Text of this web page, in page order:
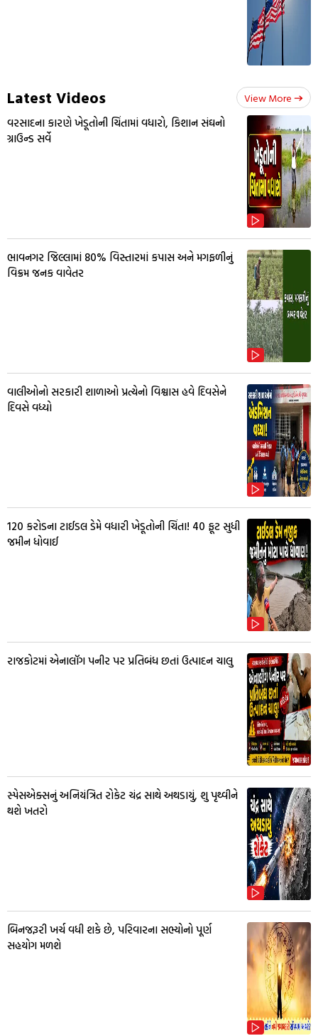
Latest Videos View More
વરસાદના કારણે ખેડૂતોની ચિંતામાં વધારો, કિશાન સંઘનો
ગ્રાઉન્ડ સર્વે
ભાવનગર જિલ્લામાં 80% વિસ્તારમાં કપાસ અને મગફળીનું
વિક્રમ જનક વાવેતર
વાલીઓનો સરકારી શાળાઓ પ્રત્યેનો વિશ્વાસ હવે દિવસેને
દિવસે વધ્યો
₹120 કરોડના ટાઈડલ ડેમે વધારી ખેડૂતોની ચિંતા! 40 ફૂટ સુધી
જમીન ધોવાઈ
રાજકોટમાં એનાલૉગ પનીર પર પ્રતિબંધ છતાં ઉત્પાદન ચાલુ
સ્પેસએક્સનું અનિયંત્રિત રોકેટ ચંદ્ર સાથે અથડાયું, શુ પૃથ્વીને
થશે ખતરો
બિનજરૂરી ખર્ચ વધી શકે છે, પરિવારના સભ્યોનો પૂર્ણ
સહયોગ મળશે